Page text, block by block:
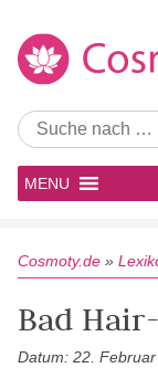
MENU
Cosmoty.de »
Bad
Datum: 22.